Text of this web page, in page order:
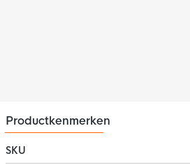
Productkenmerken
SKU